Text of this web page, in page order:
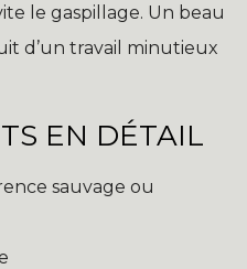
le gaspillage. Un beau
d’un travail minutieux
EN DÉTAIL
sauvage ou